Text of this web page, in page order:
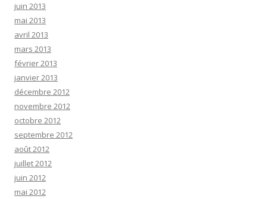
juin 2013
mai 2013
avril 2013
mars 2013
février 2013
janvier 2013
décembre 2012
novembre 2012
octobre 2012
septembre 2012
août 2012
juillet 2012
juin 2012
mai 2012